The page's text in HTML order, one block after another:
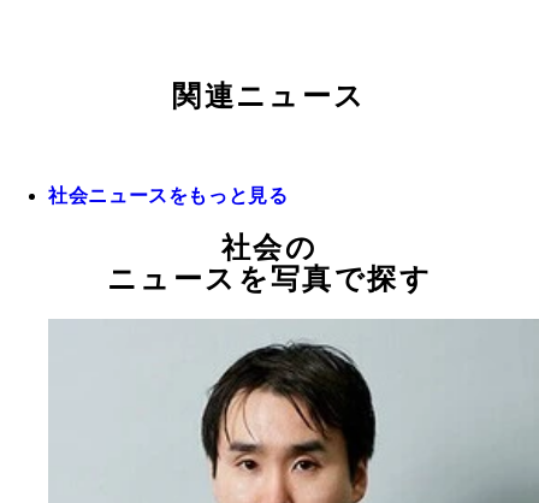
関連ニュース
社会ニュースをもっと見る
社会の
ニュースを写真で探す